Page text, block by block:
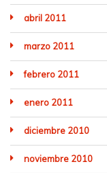
abril 2011
marzo 2011
febrero 2011
enero 2011
diciembre 2010
noviembre 2010